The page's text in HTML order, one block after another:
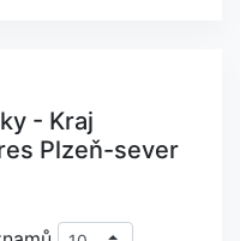
- Kraj
Plzeň-sever